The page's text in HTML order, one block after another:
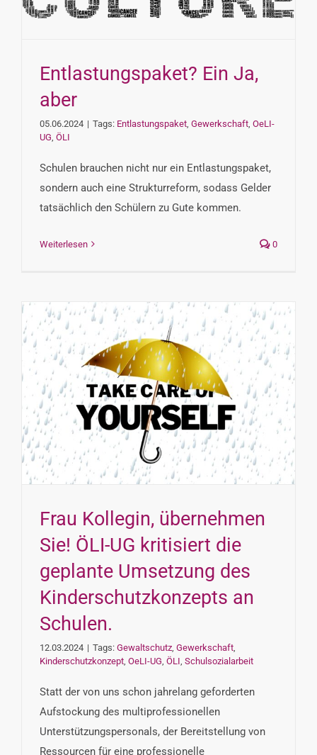
Entlastungspaket? Ein Ja,
aber
05.06.2024 | Tags: Entlastungspaket Gewerkschaft OeLI-
UG ÖLI
Schulen brauchen nicht nur ein Entlastungspaket,
sondern auch eine Strukturreform, sodass Gelder
tatsächlich den Schülern zu Gute kommen.
Weiterlesen 0
Frau Kollegin, übernehmen
Sie! ÖLI-UG kritisiert die
geplante Umsetzung des
Kinderschutzkonzepts an
Schulen.
12.03.2024 | Tags: Gewaltschutz, Gewerkschaft,
Kinderschutzkonzept, OeLI-UG, ÖLI, Schulsozialarbeit
Statt der von uns schon jahrelang geforderten
Aufstockung des multiprofessionellen
Unterstützungspersonals, der Bereitstellung von
Ressourcen für eine professionelle